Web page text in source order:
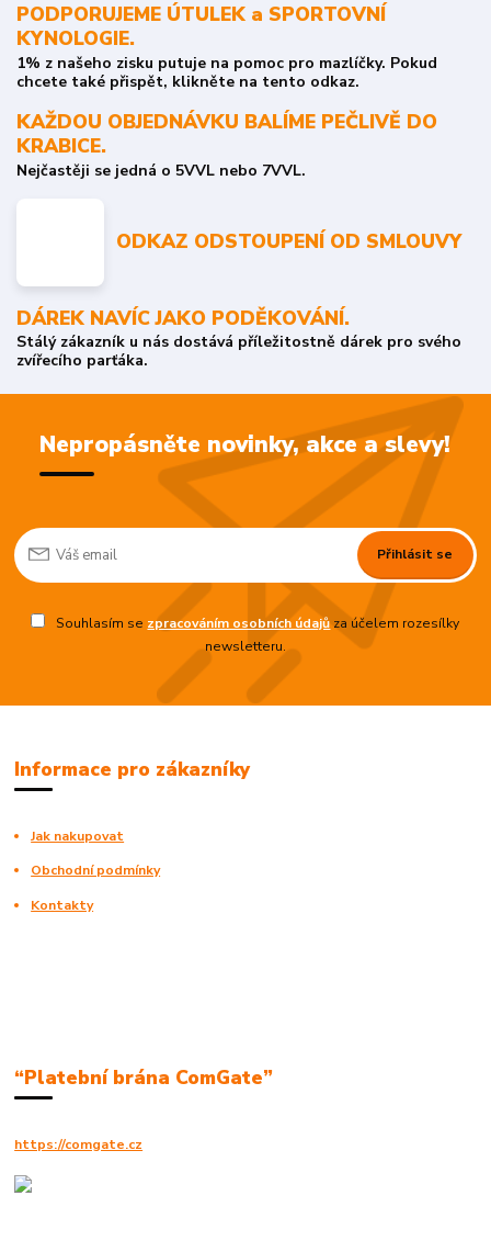
PODPORUJEME ÚTULEK a SPORTOVNÍ
KYNOLOGIE.
1% z našeho zisku putuje na pomoc pro mazlíčky. Pokud
chcete také přispět, klikněte na tento odkaz.
KAŽDOU OBJEDNÁVKU BALÍME PEČLIVĚ DO
KRABICE.
Nejčastěji se jedná o 5VVL nebo 7VVL.
ODKAZ ODSTOUPENÍ OD SMLOUVY
DÁREK NAVÍC JAKO PODĚKOVÁNÍ.
Stálý zákazník u nás dostává příležitostně dárek pro svého
zvířecího parťáka.
Nepropásněte novinky, akce a slevy!
Přihlásit se
Souhlasím se zpracováním osobních údajůza účelem rozesílky
newsletteru.
Informace pro zákazníky
Jak nakupovat
Obchodní podmínky
Kontakty
“Platební brána ComGate”
https://comgate.cz